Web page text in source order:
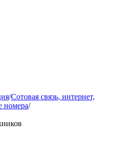
/Сотовая связь, интернет,
номера/